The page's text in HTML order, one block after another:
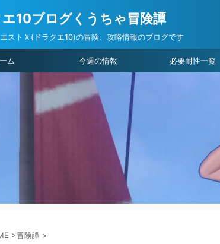
エ10ブログくうちゃ冒険譚
ストＸ(ドラクエ10)の冒険、攻略情報のブログです
ム 今週の情報 必要耐性一覧
>冒険譚 >